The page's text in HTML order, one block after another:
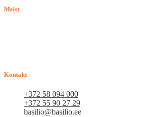
Meist
Kontakt
+372 58 094 000
+372 55 90 27 29
basilio@basilio.ee